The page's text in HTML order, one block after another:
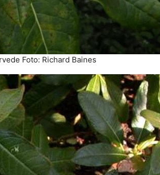
Foto: Richard Baines